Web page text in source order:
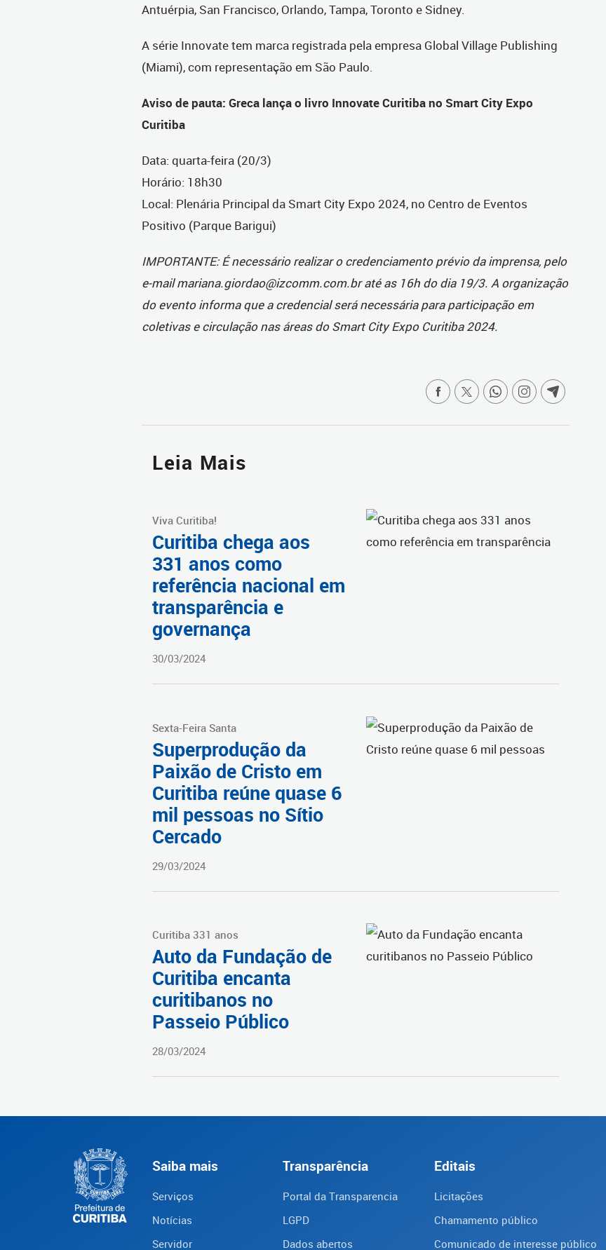
Antuérpia, San Francisco, Orlando, Tampa, Toronto e Sidney.
A série Innovate tem marca registrada pela empresa Global Village Publishing
(Miami), com representação em São Paulo.
Aviso de pauta: Greca lança o livro Innovate Curitiba no Smart City Expo
Curitiba
Data: quarta-feira (20/3)
Horário: 18h30
Local: Plenária Principal da Smart City Expo 2024, no Centro de Eventos
Positivo (Parque Barigui)
IMPORTANTE: É necessário realizar o credenciamento prévio da imprensa, pelo
e-mail mariana.giordao@izcomm.com.br até as 16h do dia 19/3. A organização
do evento informa que a credencial será necessária para participação em
coletivas e circulação nas áreas do Smart City Expo Curitiba 2024.
Leia Mais
Viva Curitiba!
Curitiba chega aos
331 anos como
referência nacional em
transparência e
governança
30/03/2024
Sexta-Feira Santa
Superprodução da
Paixão de Cristo em
Curitiba reúne quase 6
mil pessoas no Sítio
Cercado
29/03/2024
Curitiba 331 anos
Auto da Fundação de
Curitiba encanta
curitibanos no
Passeio Público
28/03/2024
Saiba mais
Serviços
Notícias
Servidor
Transparência
Portal da Transparencia
LGPD
Dados abertos
Editais
Licitações
Chamamento público
Comunicado de interesse público